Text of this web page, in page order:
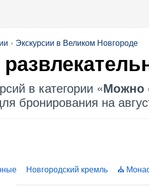
Экскурсии в Великом Новгороде
в категории «Можно
бронирования на
Новгородский кремль